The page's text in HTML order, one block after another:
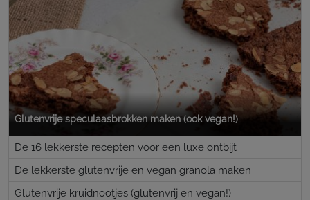
Glutenvrije speculaasbrokken maken (ook vegan!)
De 16 lekkerste recepten voor een luxe ontbijt
De lekkerste glutenvrije en vegan granola maken
Glutenvrije kruidnootjes (glutenvrij en vegan!)